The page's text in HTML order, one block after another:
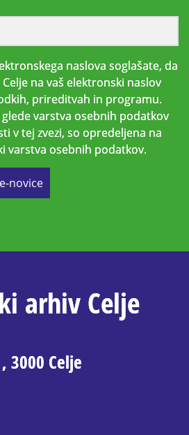
naslova soglašate, da
na vaš elektronski naslov
prireditvah in programu.
varstva osebnih podatkov
v tej zvezi, so opredeljena na
varstva osebnih podatkov.
novice
arhiv Celje
3000 Celje